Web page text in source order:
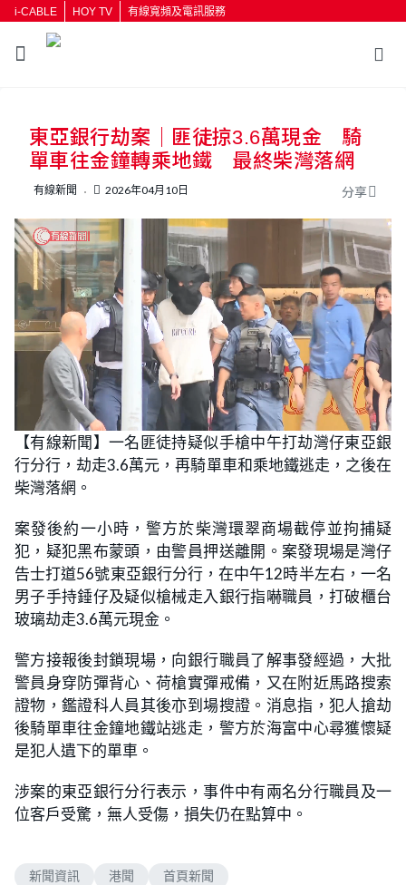
i-CABLE HOY TV 有線寬頻及電訊服務
按輸入鍵開始搜尋
東亞銀行劫案｜匪徒掠3.6萬現金 騎
單車往金鐘轉乘地鐵 最終柴灣落網
有線新聞 2026年04月10日 分享
U
n
m
t
e
o
a
d
e
d
1
%
【有線新聞】一名匪徒持疑似手槍中午打劫灣仔東亞銀
行分行，劫走3.6萬元，再騎單車和乘地鐵逃走，之後在
柴灣落網。
案發後約一小時，警方於柴灣環翠商場截停並拘捕疑
犯，疑犯黑布蒙頭，由警員押送離開。案發現場是灣仔
告士打道56號東亞銀行分行，在中午12時半左右，一名
男子手持錘仔及疑似槍械走入銀行指嚇職員，打破櫃台
玻璃劫走3.6萬元現金。
警方接報後封鎖現場，向銀行職員了解事發經過，大批
警員身穿防彈背心、荷槍實彈戒備，又在附近馬路搜索
證物，鑑證科人員其後亦到場搜證。消息指，犯人搶劫
後騎單車往金鐘地鐵站逃走，警方於海富中心尋獲懷疑
是犯人遺下的單車。
涉案的東亞銀行分行表示，事件中有兩名分行職員及一
位客戶受驚，無人受傷，損失仍在點算中。
新聞資訊 港聞 首頁新聞